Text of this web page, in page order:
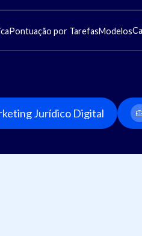
Pontuação por TarefasModelos
Jurídico Digital